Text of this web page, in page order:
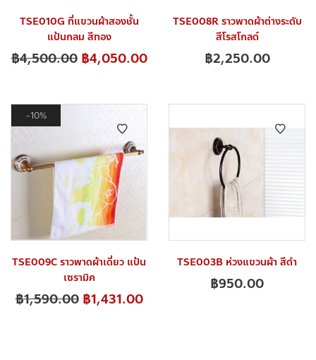
TSE010G ที่แขวนผ้าสองชั้น
แป้นกลม สีทอง
฿4,500.00 ฿4,050.00
TSE008R ราวพาดผ้าต่างระดับ
สีโรสโกลด์
฿2,250.00
10%
TSE009C ราวพาดผ้าเดี่ยว แป้น
เซรามิค
฿1,590.00 ฿1,431.00
TSE003B ห่วงแขวนผ้า สีดำ
฿950.00